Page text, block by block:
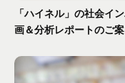
「ハイネル」の社会イ
画＆分析レポートのご案